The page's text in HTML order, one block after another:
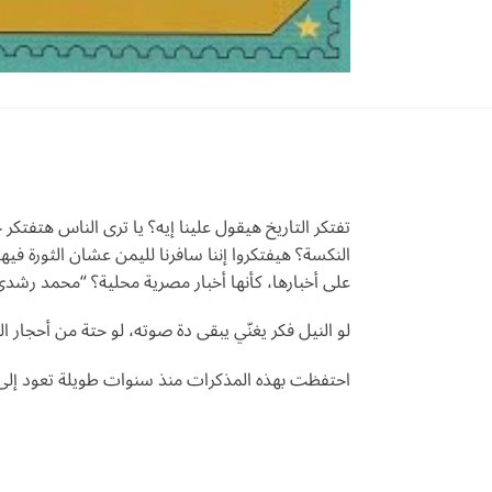
تفتكر التاريخ هيقول علينا إيه؟ يا ترى الناس
النكسة؟ هيفتكروا إننا سافرنا لليمن عشان الثورة
على أخبارها، كأنها أخبار مصرية محلية؟ “محمد
لو النيل فكر يغنّي يبقى دة صوته، لو حتة من
احتفظت بهذه المذكرات منذ سنوات طويلة تعود